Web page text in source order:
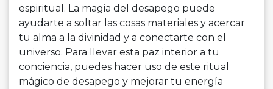
espiritual. La magia del desapego puede
ayudarte a soltar las cosas materiales y acercar
tu alma a la divinidad y a conectarte con el
universo. Para llevar esta paz interior a tu
conciencia, puedes hacer uso de este ritual
mágico de desapego y mejorar tu energía